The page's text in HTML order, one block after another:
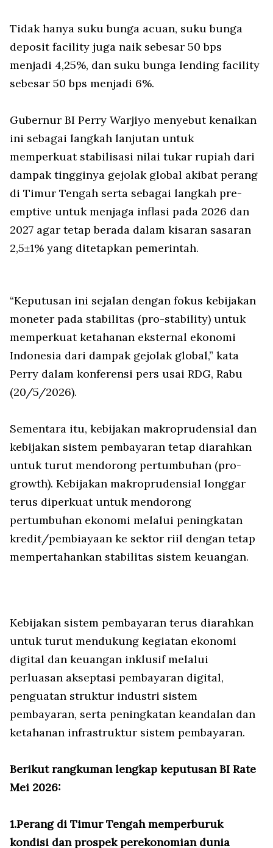
Tidak hanya suku bunga acuan, suku bunga
deposit facility juga naik sebesar 50 bps
menjadi 4,25%, dan suku bunga lending facility
sebesar 50 bps menjadi 6%.
Gubernur BI Perry Warjiyo menyebut kenaikan
ini sebagai langkah lanjutan untuk
memperkuat stabilisasi nilai tukar rupiah dari
dampak tingginya gejolak global akibat perang
di Timur Tengah serta sebagai langkah pre-
emptive untuk menjaga inflasi pada 2026 dan
2027 agar tetap berada dalam kisaran sasaran
2,5±1% yang ditetapkan pemerintah.
“Keputusan ini sejalan dengan fokus kebijakan
moneter pada stabilitas (pro-stability) untuk
memperkuat ketahanan eksternal ekonomi
Indonesia dari dampak gejolak global,” kata
Perry dalam konferensi pers usai RDG, Rabu
(20/5/2026).
Sementara itu, kebijakan makroprudensial dan
kebijakan sistem pembayaran tetap diarahkan
untuk turut mendorong pertumbuhan (pro-
growth). Kebijakan makroprudensial longgar
terus diperkuat untuk mendorong
pertumbuhan ekonomi melalui peningkatan
kredit/pembiayaan ke sektor riil dengan tetap
mempertahankan stabilitas sistem keuangan.
Kebijakan sistem pembayaran terus diarahkan
untuk turut mendukung kegiatan ekonomi
digital dan keuangan inklusif melalui
perluasan akseptasi pembayaran digital,
penguatan struktur industri sistem
pembayaran, serta peningkatan keandalan dan
ketahanan infrastruktur sistem pembayaran.
Berikut rangkuman lengkap keputusan BI Rate
Mei 2026:
1.Perang di Timur Tengah memperburuk
kondisi dan prospek perekonomian dunia